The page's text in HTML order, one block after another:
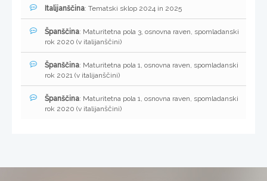
Italijanščina: Tematski sklop 2024 in 2025
Španščina: Maturitetna pola 3, osnovna raven, spomladanski
rok 2020 (v italijanščini)
Španščina: Maturitetna pola 1, osnovna raven, spomladanski
rok 2021 (v italijanščini)
Španščina: Maturitetna pola 1, osnovna raven, spomladanski
rok 2020 (v italijanščini)